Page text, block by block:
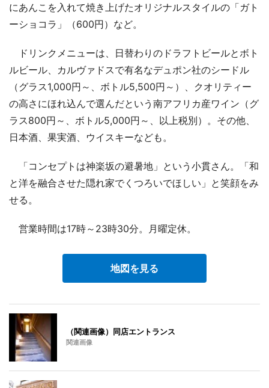
にあんこを入れて焼き上げたオリジナルスタイルの「ガト
ーショコラ」（600円）など。
ドリンクメニューは、日替わりのドラフトビールとボト
ルビール、カルヴァドスで有名なデュポン社のシードル
（グラス1,000円～、ボトル5,500円～）、クオリティー
の高さにほれ込んで選んだという南アフリカ産ワイン（グ
ラス800円～、ボトル5,000円～、以上税別）。その他、
日本酒、果実酒、ウイスキーなども。
「コンセプトは神楽坂の避暑地」という小貫さん。「和
と洋を融合させた隠れ家でくつろいでほしい」と笑顔をみ
せる。
営業時間は17時～23時30分。月曜定休。
地図を見る
（関連画像）同店エントランス
関連画像